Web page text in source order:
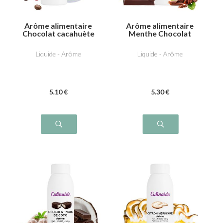
Arôme alimentaire
Chocolat cacahuète
Liquide - Arôme
5.10 €
Arôme alimentaire
Menthe Chocolat
Liquide - Arôme
5.30 €